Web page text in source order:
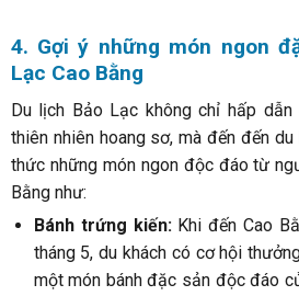
4. Gợi ý những món ngon
Lạc Cao Bằng
Du lịch Bảo Lạc không chỉ hấp
thiên nhiên hoang sơ, mà đến đến
thức những món ngon độc đáo từ
Bằng như:
Bánh trứng kiến:Khi đến Cao
tháng 5, du khách có cơ hội
một món bánh đặc sản độc đáo